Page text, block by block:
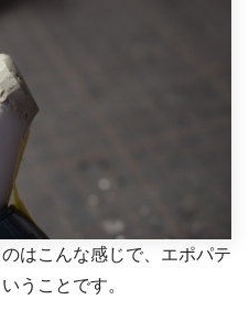
はこんな感じで、エポパテ
うことです。